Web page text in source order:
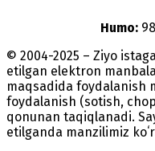
Humo:
© 2004-2025 – Ziyo
etilgan elektron
maqsadida foydalanish
foydalanish (sotish,
qonunan taqiqlanadi.
etilganda manzilimiz